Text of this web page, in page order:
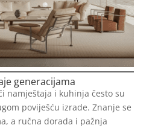
generacijama
namještaja i kuhinja često su
poviješću izrade. Znanje se
a ručna dorada i pažnja